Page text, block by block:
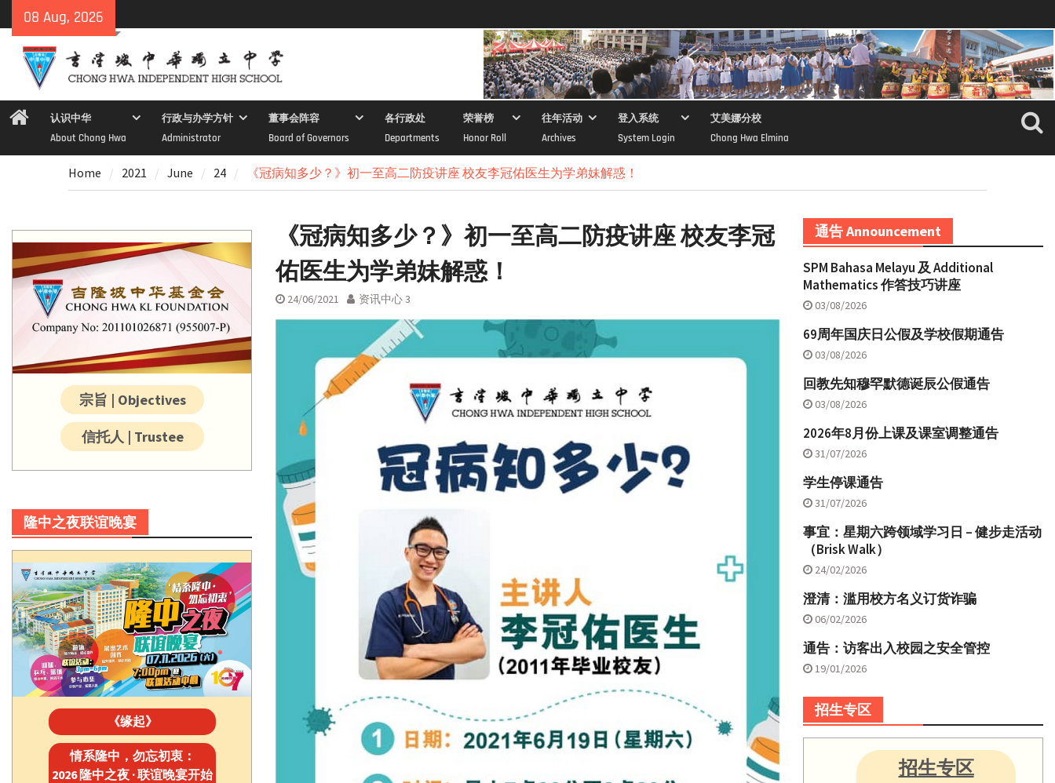
to
content
08 Aug, 2026
Home认识中华
About Chong Hwa
行政与办学方针
Administrator
董事会阵容
Board of Governors
各行政处
Departments
荣誉榜
Honor Roll
往年活动
Archives
登入系统
System Login
艾美娜分校
Chong Hwa Elmina
Home 2021 June 24 《冠病知多少？》初一至高二防疫讲座 校友李冠佑医生为学弟妹解惑！
《冠病知多少？》初一至高二防疫讲座 校友李冠
佑医生为学弟妹解惑！
24/06/2021 资讯中心 3
通告 Announcement
SPM Bahasa Melayu 及 Additional
Mathematics 作答技巧讲座
03/08/2026
69周年国庆日公假及学校假期通告
03/08/2026
回教先知穆罕默德诞辰公假通告
03/08/2026
2026年8月份上课及课室调整通告
31/07/2026
学生停课通告
31/07/2026
事宜：星期六跨领域学习日 – 健步走活动
（Brisk Walk）
24/02/2026
澄清：滥用校方名义订货诈骗
06/02/2026
通告：访客出入校园之安全管控
19/01/2026
招生专区
招生专区
宗旨 | Objectives
信托人 | Trustee
隆中之夜联谊晚宴
《缘起》
情系隆中，勿忘初衷：
2026 隆中之夜 · 联谊晚宴开始